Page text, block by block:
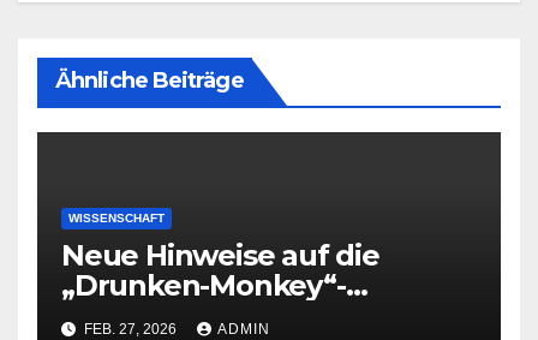
Ähnliche Beiträge
WISSENSCHAFT
Neue Hinweise auf die
„Drunken-Monkey“-
Hypothese
FEB. 27, 2026 ADMIN